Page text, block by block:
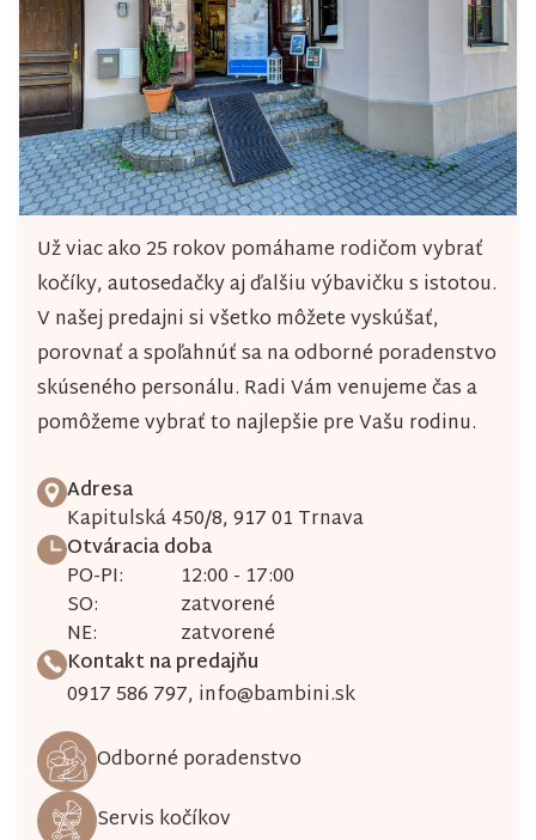
Už viac ako 25 rokov pomáhame rodičom vybrať
kočíky, autosedačky aj ďalšiu výbavičku s istotou.
V našej predajni si všetko môžete vyskúšať,
porovnať a spoľahnúť sa na odborné poradenstvo
skúseného personálu. Radi Vám venujeme čas a
pomôžeme vybrať to najlepšie pre Vašu rodinu.
Adresa
Kapitulská 450/8, 917 01 Trnava
Otváracia doba
PO-PI:
12:00 - 17:00
SO:
zatvorené
NE:
zatvorené
Kontakt na predajňu
0917 586 797, info@bambini.sk
Odborné poradenstvo
Servis kočíkov